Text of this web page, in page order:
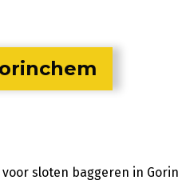
sloten baggeren in